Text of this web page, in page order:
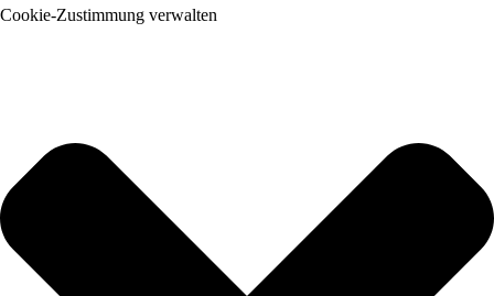
Cookie-Zustimmung verwalten